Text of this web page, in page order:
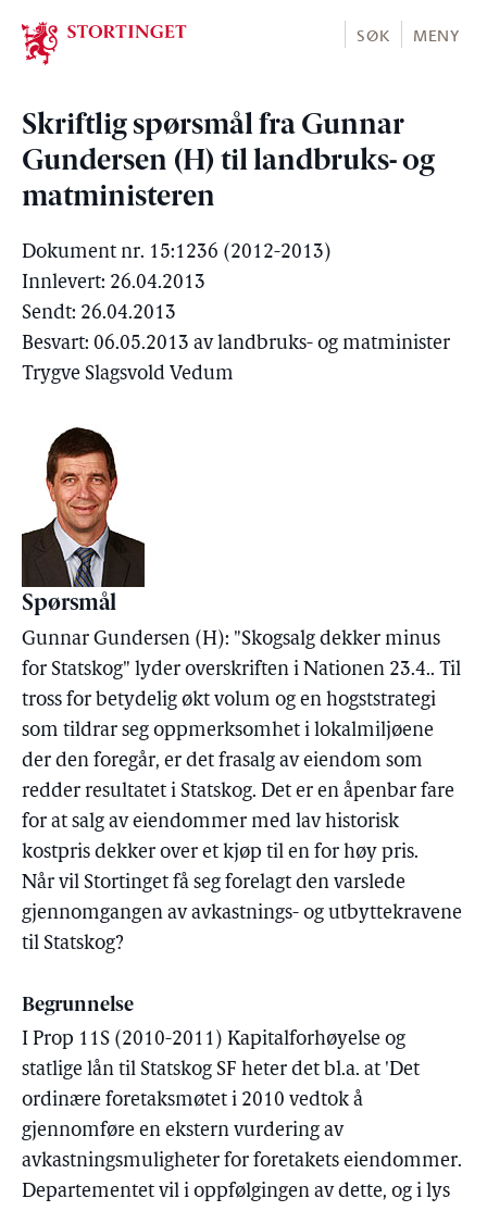
Stortinget.no
SØK MENY
Skriftlig spørsmål fra Gunnar
Gundersen (H) til landbruks- og
matministeren
Dokument nr. 15:1236 (2012-2013)
Innlevert: 26.04.2013
Sendt: 26.04.2013
Besvart: 06.05.2013 av landbruks- og matminister
Trygve Slagsvold Vedum
Spørsmål
Gunnar Gundersen (H): "Skogsalg dekker minus
for Statskog" lyder overskriften i Nationen 23.4.. Til
tross for betydelig økt volum og en hogststrategi
som tildrar seg oppmerksomhet i lokalmiljøene
der den foregår, er det frasalg av eiendom som
redder resultatet i Statskog. Det er en åpenbar fare
for at salg av eiendommer med lav historisk
kostpris dekker over et kjøp til en for høy pris.
Når vil Stortinget få seg forelagt den varslede
gjennomgangen av avkastnings- og utbyttekravene
til Statskog?
Begrunnelse
I Prop 11S (2010-2011) Kapitalforhøyelse og
statlige lån til Statskog SF heter det bl.a. at 'Det
ordinære foretaksmøtet i 2010 vedtok å
gjennomføre en ekstern vurdering av
avkastningsmuligheter for foretakets eiendommer.
Departementet vil i oppfølgingen av dette, og i lys